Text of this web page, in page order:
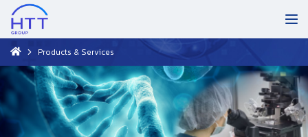
Products & Services